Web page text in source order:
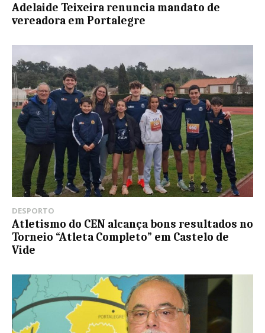
Adelaide Teixeira renuncia mandato de
vereadora em Portalegre
DESPORTO
Atletismo do CEN alcança bons resultados no
Torneio “Atleta Completo” em Castelo de
Vide